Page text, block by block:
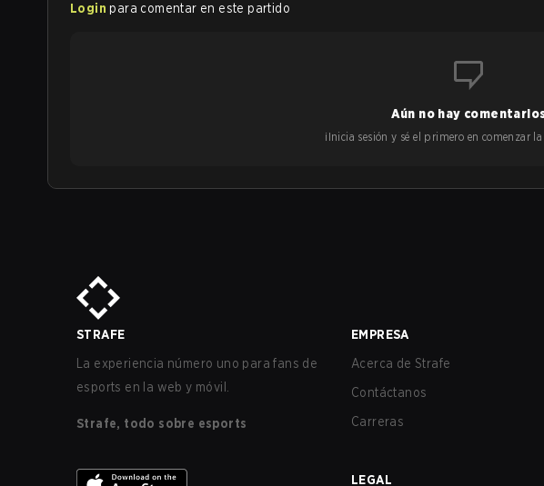
Login para comentar en este partido
Aún no hay
¡Inicia sesión y sé el primero en comenzar
STRAFE
La experiencia número uno para fans de
esports en la web y móvil.
Strafe, todo sobre esports
EMPRESA
Acerca de Strafe
Contáctanos
Carreras
LEGAL